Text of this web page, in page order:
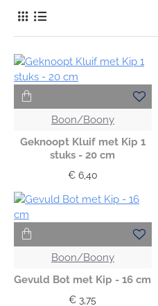
Boon/Boony
Geknoopt Kluif met Kip 1
stuks - 20 cm
€ 6,40
Boon/Boony
Gevuld Bot met Kip - 16 cm
€ 3,75